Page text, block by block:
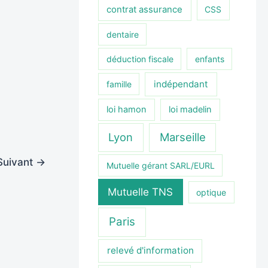
→
contrat assurance CSS
dentaire
déduction fiscale enfants
famille indépendant
loi hamon loi madelin
Lyon Marseille
Mutuelle gérant SARL/EURL
Mutuelle TNS optique
Paris
relevé d'information